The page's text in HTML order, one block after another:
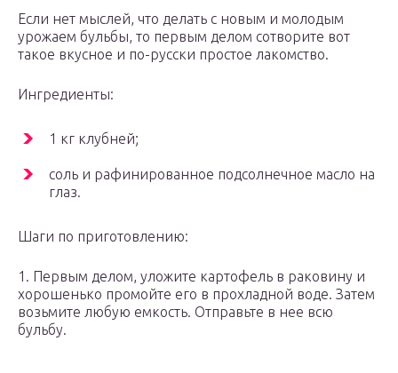
Если нет мыслей, что делать с новым и молодым
урожаем бульбы, то первым делом сотворите вот
такое вкусное и по-русски простое лакомство.
Ингредиенты:
1 кг клубней;
соль и рафинированное подсолнечное масло на
глаз.
Шаги по приготовлению:
1. Первым делом, уложите картофель в раковину и
хорошенько промойте его в прохладной воде. Затем
возьмите любую емкость. Отправьте в нее всю
бульбу.